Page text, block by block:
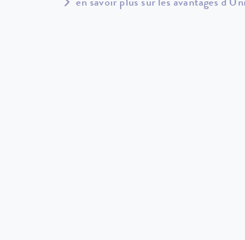
en savoir plus sur les avantages